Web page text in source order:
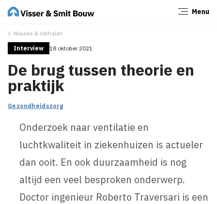
Menu
Nieuws & Verhalen
Interview 18 oktober 2021
De brug tussen theorie en
praktijk
Gezondheidszorg
Onderzoek naar ventilatie en
luchtkwaliteit in ziekenhuizen is actueler
dan ooit. En ook duurzaamheid is nog
altijd een veel besproken onderwerp.
Doctor ingenieur Roberto Traversari is een
Sluiten